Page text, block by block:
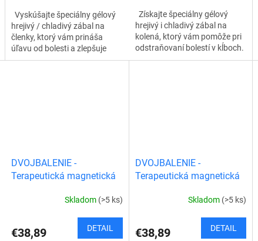
Vyskúšajte špeciálny gélový
hrejivý / chladivý zábal na
členky, ktorý vám prináša
úľavu od bolesti a zlepšuje
pohodlie. Unikátne kombinuje
Získajte špeciálny gélový
hrejivý i chladivý zábal na
kolená, ktorý vám pomôže pri
odstraňovaní bolestí v kĺboch.
Využíva pokročilý dizajn a
DVOJBALENIE -
Terapeutická magnetická
Skladom (>5 ks)
€38,89 DETAIL
DVOJBALENIE -
Terapeutická magnetická
Skladom (>5 ks)
€38,89 DETAIL